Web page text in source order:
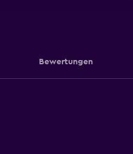
Bewertungen